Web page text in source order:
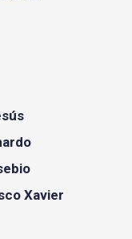
Xavier